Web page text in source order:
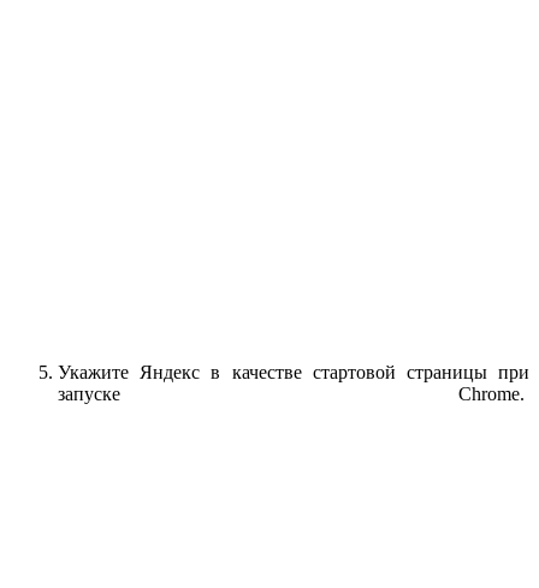
Укажите Яндекс в качестве стартовой страницы при
запуске Chrome.